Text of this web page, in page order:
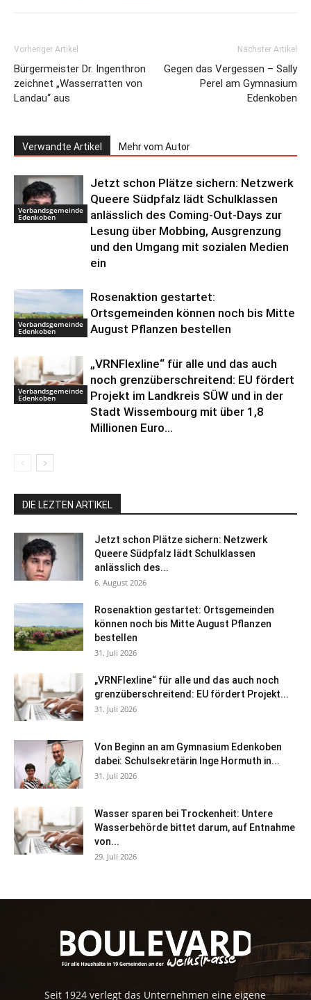
Vorheriger Artikel
Bürgermeister Dr. Ingenthron
zeichnet „Wasserratten von
Landau“ aus
Nächster Artikel
Gegen das Vergessen – Sally
Perel am Gymnasium
Edenkoben
Verwandte Artikel Mehr vom Autor
Verbandsgemeinde
Edenkoben
Jetzt schon Plätze sichern: Netzwerk
Queere Südpfalz lädt Schulklassen
anlässlich des Coming-Out-Days zur
Lesung über Mobbing, Ausgrenzung
und den Umgang mit sozialen Medien
ein
Verbandsgemeinde
Edenkoben
Rosenaktion gestartet:
Ortsgemeinden können noch bis Mitte
August Pflanzen bestellen
Verbandsgemeinde
Edenkoben
„VRNFlexline“ für alle und das auch
noch grenzüberschreitend: EU fördert
Projekt im Landkreis SÜW und in der
Stadt Wissembourg mit über 1,8
Millionen Euro...
DIE LEZTEN ARTIKEL
Jetzt schon Plätze sichern: Netzwerk
Queere Südpfalz lädt Schulklassen
anlässlich des...
6. August 2026
Rosenaktion gestartet: Ortsgemeinden
können noch bis Mitte August Pflanzen
bestellen
31. Juli 2026
„VRNFlexline“ für alle und das auch noch
grenzüberschreitend: EU fördert Projekt...
31. Juli 2026
Von Beginn an am Gymnasium Edenkoben
dabei: Schulsekretärin Inge Hormuth in...
31. Juli 2026
Wasser sparen bei Trockenheit: Untere
Wasserbehörde bittet darum, auf Entnahme
von...
29. Juli 2026
Seit 1924 verlegt das Unternehmen eine eigene